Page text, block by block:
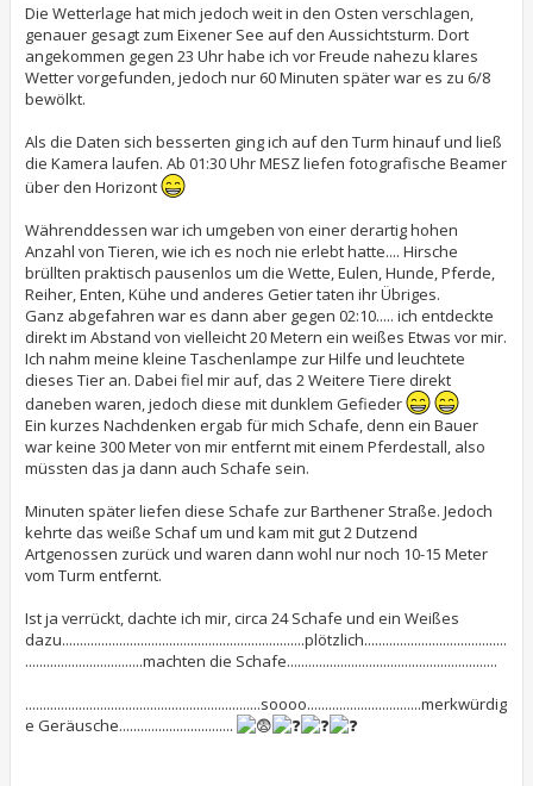
Die Wetterlage hat mich jedoch weit in den Osten verschlagen,
genauer gesagt zum Eixener See auf den Aussichtsturm. Dort
angekommen gegen 23 Uhr habe ich vor Freude nahezu klares
Wetter vorgefunden, jedoch nur 60 Minuten später war es zu 6/8
bewölkt.
Als die Daten sich besserten ging ich auf den Turm hinauf und ließ
die Kamera laufen. Ab 01:30 Uhr MESZ liefen fotografische Beamer
über den Horizont
Währenddessen war ich umgeben von einer derartig hohen
Anzahl von Tieren, wie ich es noch nie erlebt hatte.... Hirsche
brüllten praktisch pausenlos um die Wette, Eulen, Hunde, Pferde,
Reiher, Enten, Kühe und anderes Getier taten ihr Übriges.
Ganz abgefahren war es dann aber gegen 02:10..... ich entdeckte
direkt im Abstand von vielleicht 20 Metern ein weißes Etwas vor mir.
Ich nahm meine kleine Taschenlampe zur Hilfe und leuchtete
dieses Tier an. Dabei fiel mir auf, das 2 Weitere Tiere direkt
daneben waren, jedoch diese mit dunklem Gefieder
Ein kurzes Nachdenken ergab für mich Schafe, denn ein Bauer
war keine 300 Meter von mir entfernt mit einem Pferdestall, also
müssten das ja dann auch Schafe sein.
Minuten später liefen diese Schafe zur Barthener Straße. Jedoch
kehrte das weiße Schaf um und kam mit gut 2 Dutzend
Artgenossen zurück und waren dann wohl nur noch 10-15 Meter
vom Turm entfernt.
Ist ja verrückt, dachte ich mir, circa 24 Schafe und ein Weißes
dazu....................................................................plötzlich........................................
.................................machten die Schafe...........................................................
..................................................................soooo................................merkwürdig
e Geräusche................................